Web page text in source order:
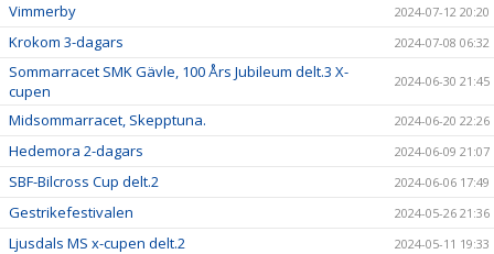
Vimmerby 2024-07-12 20:20
Krokom 3-dagars 2024-07-08 06:32
Sommarracet SMK Gävle, 100 Års Jubileum delt.3 X-
cupen
2024-06-30 21:45
Midsommarracet, Skepptuna. 2024-06-20 22:26
Hedemora 2-dagars 2024-06-09 21:07
SBF-Bilcross Cup delt.2 2024-06-06 17:49
Gestrikefestivalen 2024-05-26 21:36
Ljusdals MS x-cupen delt.2 2024-05-11 19:33